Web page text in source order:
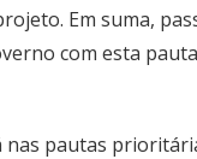
Em suma,
com esta
pautas